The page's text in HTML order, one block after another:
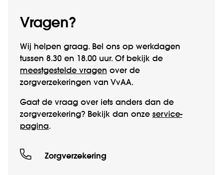
Vragen?
Wij helpen graag. Bel ons op werk­­dagen
tussen 8.30 en 18.00 uur. Of bekijk de
meestgestelde vragen over de
zorgverzekeringen van VvAA.
Gaat de vraag over iets anders dan de
zorgverzekering? Bekijk dan onze service­
pagina.
Zorgverzekering